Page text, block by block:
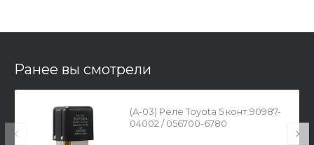
Ранее вы смотрели
(A-03) Реле Toyota 5 конт.90987-
04002 / 056700-6780